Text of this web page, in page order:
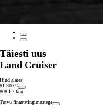
Täiesti uus
Land Cruiser
Hind alates
81 300 €
808 € / kuu
Tutvu finantstingimustega